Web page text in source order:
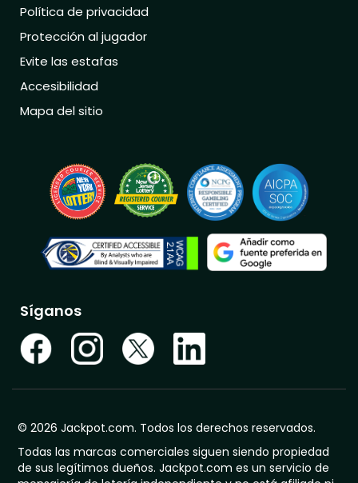
Política de privacidad
Protección al jugador
Evite las estafas
Accesibilidad
Mapa del sitio
Síganos
© 2026 Jackpot.com. Todos los derechos reservados.
Todas las marcas comerciales siguen siendo propiedad
de sus legítimos dueños. Jackpot.com es un servicio de